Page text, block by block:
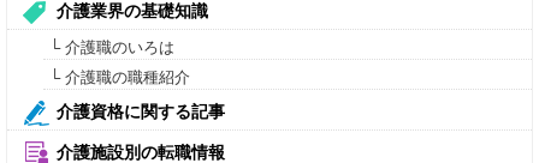
介護業界の基礎知識
└ 介護職のいろは
└ 介護職の職種紹介
介護資格に関する記事
介護施設別の転職情報